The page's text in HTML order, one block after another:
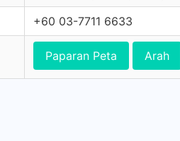
+60 03-7711 6633
Paparan Peta Arah